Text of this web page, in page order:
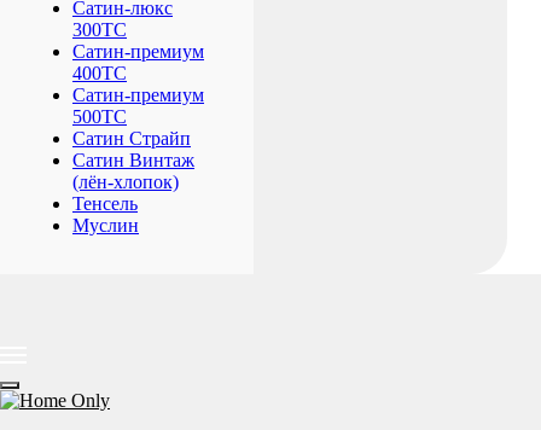
Сатин-люкс
300ТС
Сатин-премиум
400ТС
Сатин-премиум
500ТС
Сатин Страйп
Сатин Винтаж
(лён-хлопок)
Тенсель
Муслин